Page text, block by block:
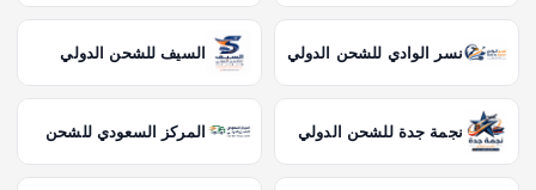
نسر الوادي للشحن الدولي السيف للشحن الدولي
نجمة جدة للشحن الدولي المركز السعودي للشحن